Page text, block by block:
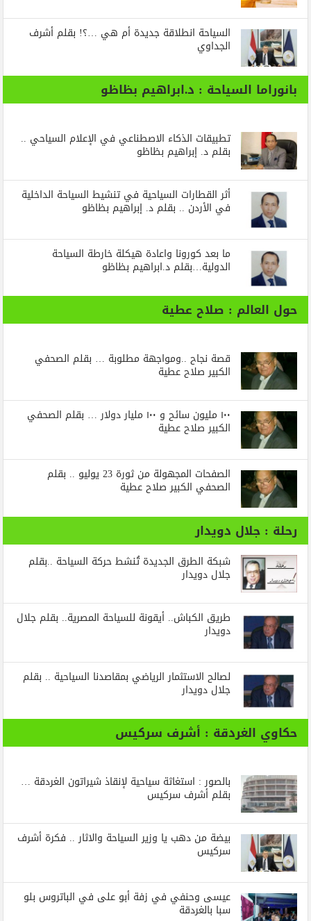
السياحة انطلاقة جديدة أم هي …؟! بقلم أشرف
الجداوي
بانوراما السياحة : د.ابراهيم بظاظو
تطبيقات الذكاء الاصطناعي في الإعلام السياحي ..
بقلم د. إبراهيم بظاظو
أثر القطارات السياحية في تنشيط السياحة الداخلية
في الأردن .. بقلم د. إبراهيم بظاظو
ما بعد كورونا واعادة هيكلة خارطة السياحة
الدولية…بقلم د.ابراهيم بظاظو
حول العالم : صلاح عطية
قصة نجاح ..ومواجهة مطلوبة … بقلم الصحفي
الكبير صلاح عطية
١٠٠ مليون سائح و ١٠٠ مليار دولار … بقلم الصحفي
الكبير صلاح عطية
الصفحات المجهولة من ثورة 23 يوليو .. بقلم
الصحفي الكبير صلاح عطية
رحلة : جلال دويدار
شبكة الطرق الجديدة تُنشط حركة السياحة ..بقلم
جلال دويدار
طريق الكباش.. أيقونة للسياحة المصرية.. بقلم جلال
دويدار
لصالح الاستثمار الرياضي بمقاصدنا السياحية .. بقلم
جلال دويدار
حكاوي الغردقة : أشرف سركيس
بالصور : استغاثة سياحية لإنقاذ شيراتون الغردقة …
بقلم أشرف سركيس
بيضة من دهب يا وزير السياحة والاثار .. فكرة أشرف
سركيس
عيسى وحنفي في زفة أبو على في الباتروس بلو
سبا بالغردقة